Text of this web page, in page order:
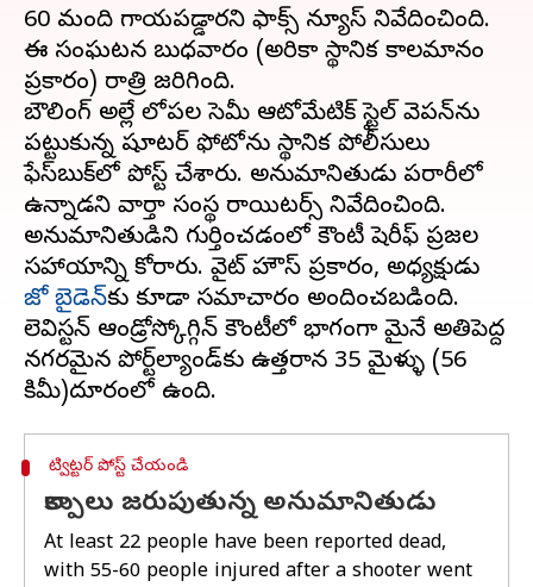
60 మంది గాయపడ్డారని ఫాక్స్ న్యూస్ నివేదించింది.
ఈ సంఘటన బుధవారం (అమెరికా స్థానిక కాలమానం
ప్రకారం) రాత్రి జరిగింది.
బౌలింగ్ అల్లే లోపల సెమీ ఆటోమేటిక్ స్టైల్ వెపన్‌ను
పట్టుకున్న షూటర్ ఫోటోను స్థానిక పోలీసులు
ఫేస్‌బుక్‌లో పోస్ట్ చేశారు. అనుమానితుడు పరారీలో
ఉన్నాడని వార్తా సంస్థ రాయిటర్స్ నివేదించింది.
అనుమానితుడిని గుర్తించడంలో కౌంటీ షెరీఫ్ ప్రజల
సహాయాన్ని కోరారు. వైట్ హౌస్ ప్రకారం, అధ్యక్షుడు
జో బైడెన్‌కు కూడా సమాచారం అందించబడింది.
లెవిస్టన్ ఆండ్రోస్కోగ్గిన్ కౌంటీలో భాగంగా మైనే అతిపెద్ద
నగరమైన పోర్ట్‌ల్యాండ్‌కు ఉత్తరాన 35 మైళ్ళు (56
ట్విట్టర్ పోస్ట్ చేయండి
కాల్పులు జరుపుతున్న అనుమానితుడు
At least 22 people have been reported dead,
with 55-60 people injured after a shooter went